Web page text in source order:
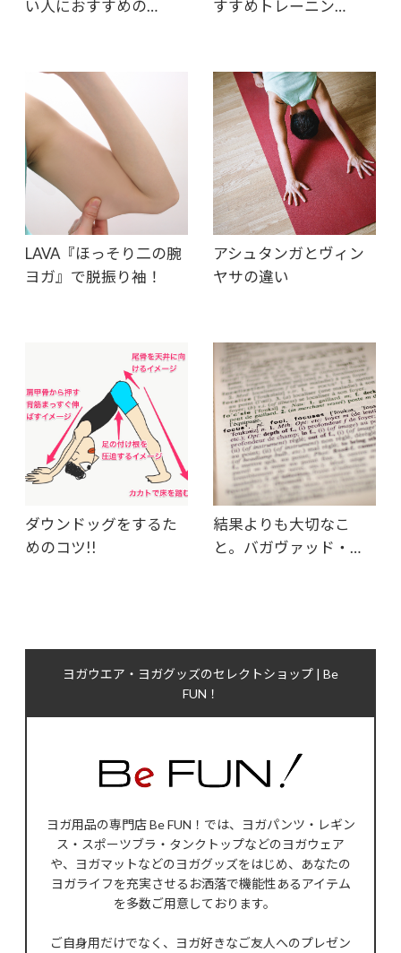
い人におすすめの… すすめトレーニン…
LAVA『ほっそり二の腕
ヨガ』で脱振り袖！
アシュタンガとヴィン
ヤサの違い
ダウンドッグをするた
めのコツ!!
結果よりも大切なこ
と。バガヴァッド・…
ヨガウエア・ヨガグッズのセレクトショップ | Be
FUN！
ヨガ用品の専門店 Be FUN！では、ヨガパンツ・レギン
ス・スポーツブラ・タンクトップなどのヨガウェア
や、ヨガマットなどのヨガグッズをはじめ、あなたの
ヨガライフを充実させるお洒落で機能性あるアイテム
を多数ご用意しております。
ご自身用だけでなく、ヨガ好きなご友人へのプレゼン